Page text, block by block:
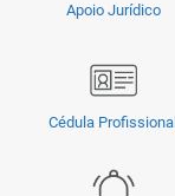
Apoio Jurídico
Cédula Profissional